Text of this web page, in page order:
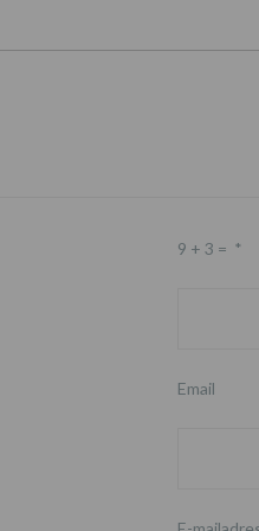
9 + 3 = *
Email